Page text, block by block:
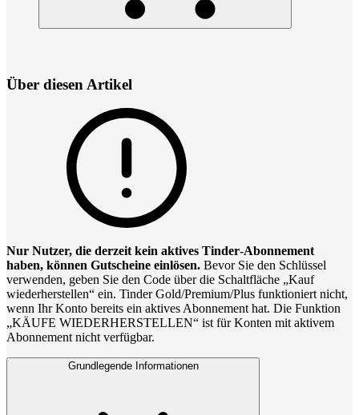
Über diesen Artikel
Nur Nutzer, die derzeit kein aktives Tinder‑Abonnement
haben, können Gutscheine einlösen. Bevor Sie den Schlüssel
verwenden, geben Sie den Code über die Schaltfläche „Kauf
wiederherstellen“ ein. Tinder Gold/Premium/Plus funktioniert nicht,
wenn Ihr Konto bereits ein aktives Abonnement hat. Die Funktion
„KÄUFE WIEDERHERSTELLEN“ ist für Konten mit aktivem
Abonnement nicht verfügbar.
Grundlegende Informationen